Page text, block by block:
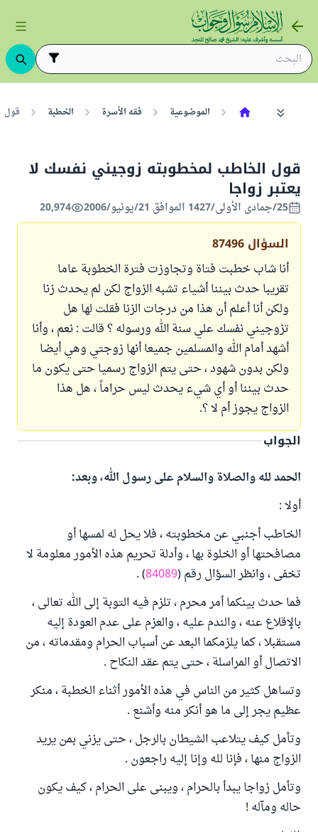
الموضوعية فقه الأسرة الخطبة قول
قول الخاطب لمخطوبته زوجيني نفسك لا
يعتبر زواجا
25/جمادى الأولى/1427 الموافق 21/يونيو/2006 20,974
السؤال 87496
أنا شاب خطبت فتاة وتجاوزت فترة الخطوبة عاما
تقريبا حدث بيننا أشياء تشبه الزواج لكن لم يحدث زنا
ولكن أنا أعلم أن هذا من درجات الزنا فقلت لها هل
تزوجيني نفسك علي سنة الله ورسوله ؟ قالت : نعم ، وأنا
أشهد أمام الله والمسلمين جميعا أنها زوجتي وهي أيضا
ولكن بدون شهود ، حتى يتم الزواج رسميا حتى يكون ما
حدث بيننا أو أي شيء يحدث ليس حراماً ، هل هذا
الزواج يجوز أم لا ؟.
الجواب
الحمد لله والصلاة والسلام على رسول الله، وبعد:
أولا :
الخاطب أجنبي عن مخطوبته ، فلا يحل له لمسها أو
مصافحتها أو الخلوة بها ، وأدلة تحريم هذه الأمور معلومة لا
تخفى ، وانظر السؤال رقم (84089
) .
فما حدث بينكما أمر محرم ، تلزم فيه التوبة إلى الله تعالى ،
بالإقلاع عنه ، والندم عليه ، والعزم على عدم العودة إليه
مستقبلا ، كما يلزمكما البعد عن أسباب الحرام ومقدماته ، من
الاتصال أو المراسلة ، حتى يتم عقد النكاح .
وتساهل كثير من الناس في هذه الأمور أثناء الخطبة ، منكر
عظيم يجر إلى ما هو أنكر منه وأشنع .
وتأمل كيف يتلاعب الشيطان بالرجل ، حتى يزني بمن يريد
الزواج منها ، فإنا لله وإنا إليه راجعون .
وتأمل زواجا يبدأ بالحرام ، ويبنى على الحرام ، كيف يكون
حاله ومآله !